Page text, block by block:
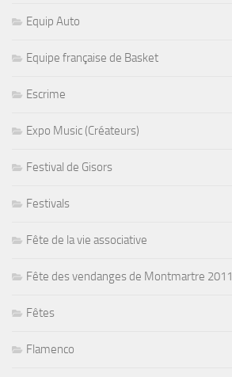
Equip Auto
Equipe française de Basket
Escrime
Expo Music (Créateurs)
Festival de Gisors
Festivals
Fête de la vie associative
Fête des vendanges de Montmartre 2011
Fêtes
Flamenco